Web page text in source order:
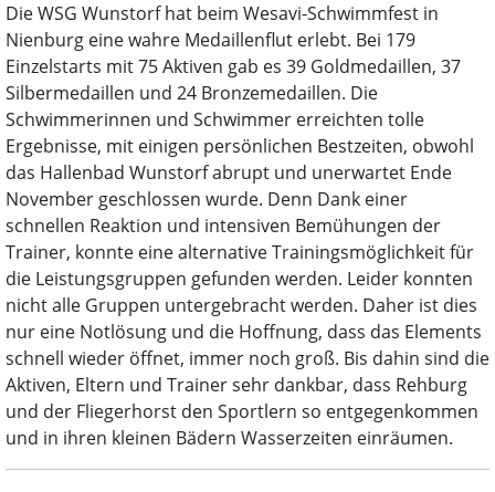
Die WSG Wunstorf hat beim Wesavi-Schwimmfest in
Nienburg eine wahre Medaillenflut erlebt. Bei 179
Einzelstarts mit 75 Aktiven gab es 39 Goldmedaillen, 37
Silbermedaillen und 24 Bronzemedaillen. Die
Schwimmerinnen und Schwimmer erreichten tolle
Ergebnisse, mit einigen persönlichen Bestzeiten, obwohl
das Hallenbad Wunstorf abrupt und unerwartet Ende
November geschlossen wurde. Denn Dank einer
schnellen Reaktion und intensiven Bemühungen der
Trainer, konnte eine alternative Trainingsmöglichkeit für
die Leistungsgruppen gefunden werden. Leider konnten
nicht alle Gruppen untergebracht werden. Daher ist dies
nur eine Notlösung und die Hoffnung, dass das Elements
schnell wieder öffnet, immer noch groß. Bis dahin sind die
Aktiven, Eltern und Trainer sehr dankbar, dass Rehburg
und der Fliegerhorst den Sportlern so entgegenkommen
und in ihren kleinen Bädern Wasserzeiten einräumen.